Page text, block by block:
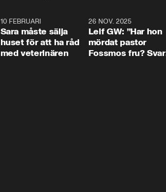
10 FEBRUARI
Sara måste sälja
huset för att ha råd
med veterinären
26 NOV. 2025
Leif GW: ”Har hon
mördat pastor
Fossmos fru? Svar